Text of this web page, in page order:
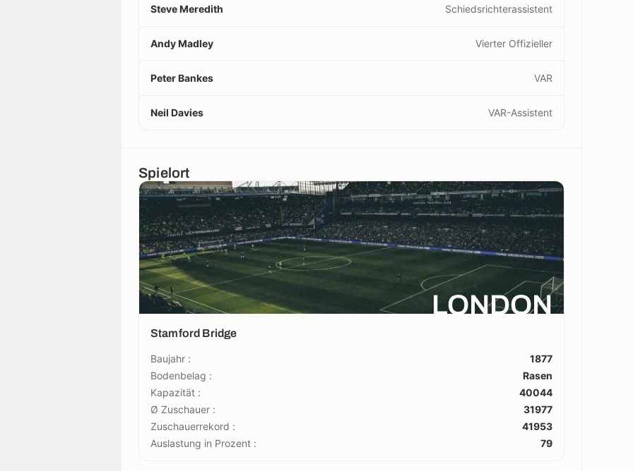
Steve Meredith Schiedsrichterassistent
Andy Madley Vierter Offizieller
Peter Bankes VAR
Neil Davies VAR-Assistent
Spielort
LONDON
Stamford Bridge
Baujahr :
1877
Bodenbelag :
Rasen
Kapazität :
40044
Ø Zuschauer :
31977
Zuschauerrekord :
41953
Auslastung in Prozent :
79